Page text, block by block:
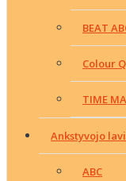
BEAT
Colour
TIME
Ankstyvojo
ABC